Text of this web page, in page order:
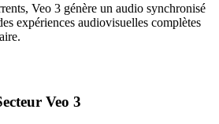
Veo 3 génère un audio synchronisé
expériences audiovisuelles complètes
Veo 3